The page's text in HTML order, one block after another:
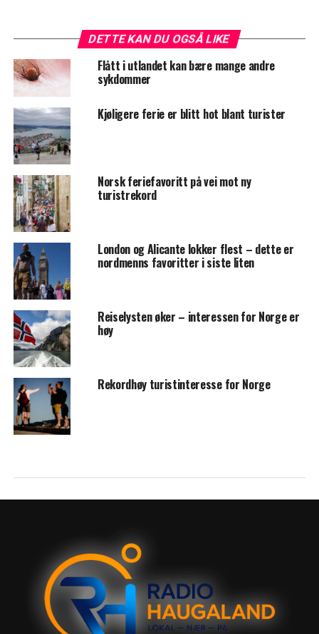
DETTE KAN DU OGSÅ LIKE
Flått i utlandet kan bære mange andre
sykdommer
Kjøligere ferie er blitt hot blant turister
Norsk feriefavoritt på vei mot ny
turistrekord
London og Alicante lokker flest – dette er
nordmenns favoritter i siste liten
Reiselysten øker – interessen for Norge er
høy
Rekordhøy turistinteresse for Norge